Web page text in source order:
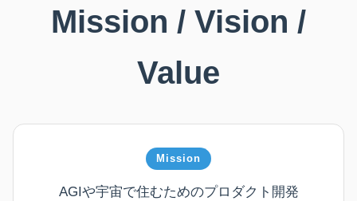
Mission / Vision /
Value
Mission
AGIや宇宙で住むためのプロダクト開発